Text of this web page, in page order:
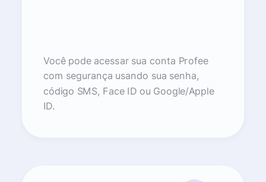
Você pode acessar sua conta Profee
com segurança usando sua senha,
código SMS, Face ID ou Google/Apple
ID.